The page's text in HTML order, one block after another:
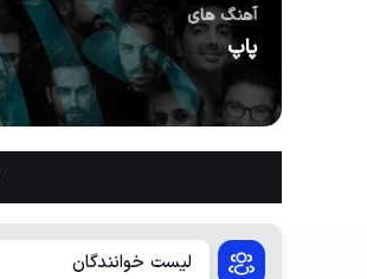
آهنگ های
پاپ
لیست خوانندگان